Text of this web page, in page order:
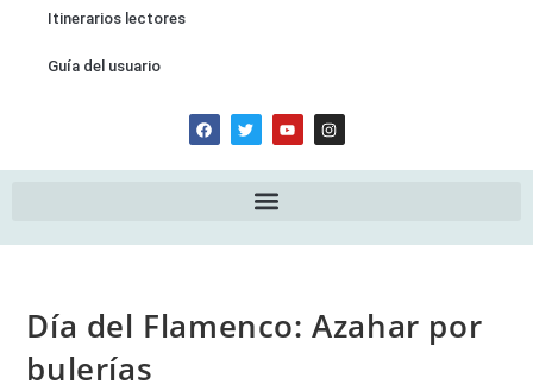
Itinerarios lectores
Guía del usuario
Día del Flamenco: Azahar por
bulerías